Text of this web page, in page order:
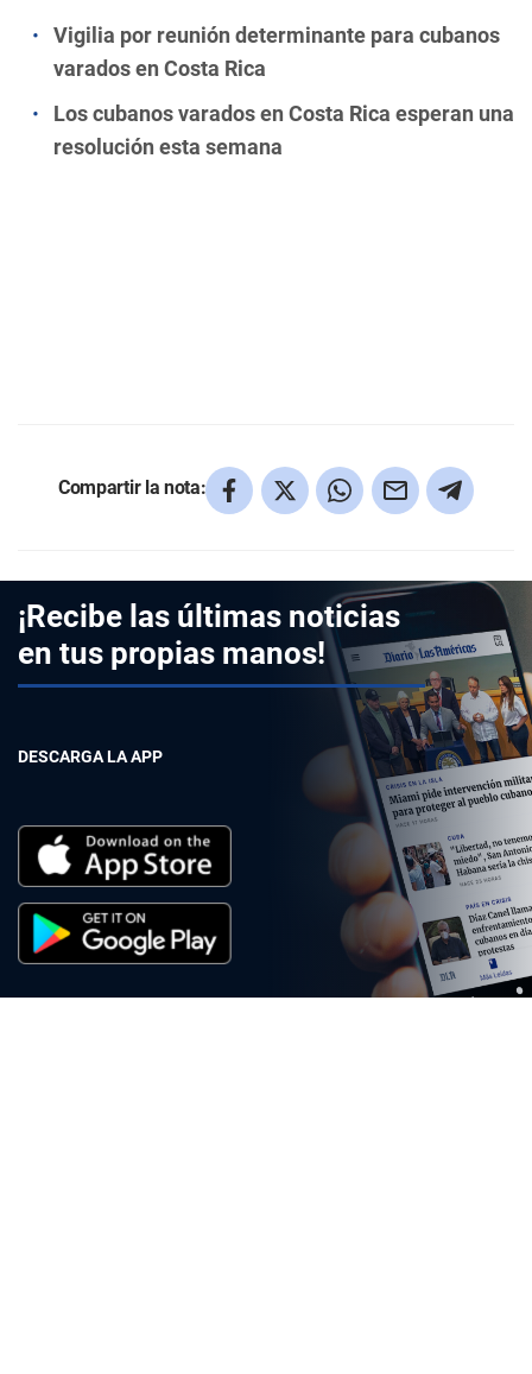
Vigilia por reunión determinante para cubanos
varados en Costa Rica
Los cubanos varados en Costa Rica esperan una
resolución esta semana
Compartir la nota:
¡Recibe las últimas noticias
en tus propias manos!
DESCARGA LA APP